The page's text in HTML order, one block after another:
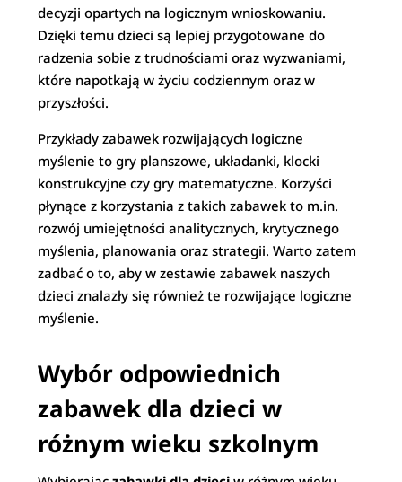
decyzji opartych na logicznym wnioskowaniu.
Dzięki temu dzieci są lepiej przygotowane do
radzenia sobie z trudnościami oraz wyzwaniami,
które napotkają w życiu codziennym oraz w
przyszłości.
Przykłady zabawek rozwijających logiczne
myślenie to gry planszowe, układanki, klocki
konstrukcyjne czy gry matematyczne. Korzyści
płynące z korzystania z takich zabawek to m.in.
rozwój umiejętności analitycznych, krytycznego
myślenia, planowania oraz strategii. Warto zatem
zadbać o to, aby w zestawie zabawek naszych
dzieci znalazły się również te rozwijające logiczne
myślenie.
Wybór odpowiednich
zabawek dla dzieci w
różnym wieku szkolnym